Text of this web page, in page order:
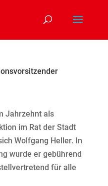
Jahrzehnt als
im Rat der Stadt
Wolfgang Heller. In
wurde er gebührend
für alle